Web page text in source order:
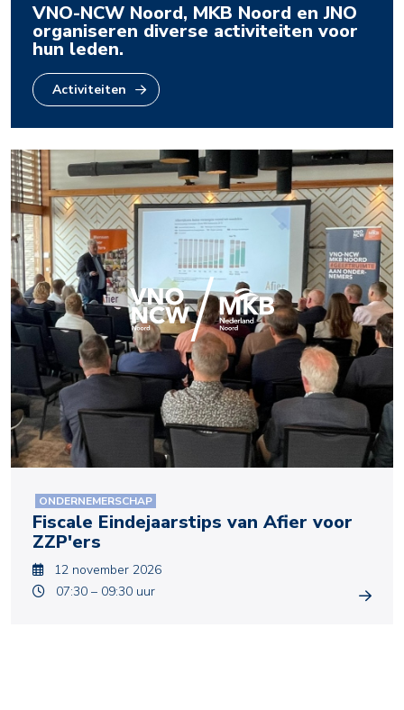
VNO-NCW Noord, MKB Noord en JNO
organiseren diverse activiteiten voor
hun leden.
Activiteiten
ONDERNEMERSCHAP
Fiscale Eindejaarstips van Afier voor
ZZP'ers
12 november 2026
07:30 – 09:30 uur